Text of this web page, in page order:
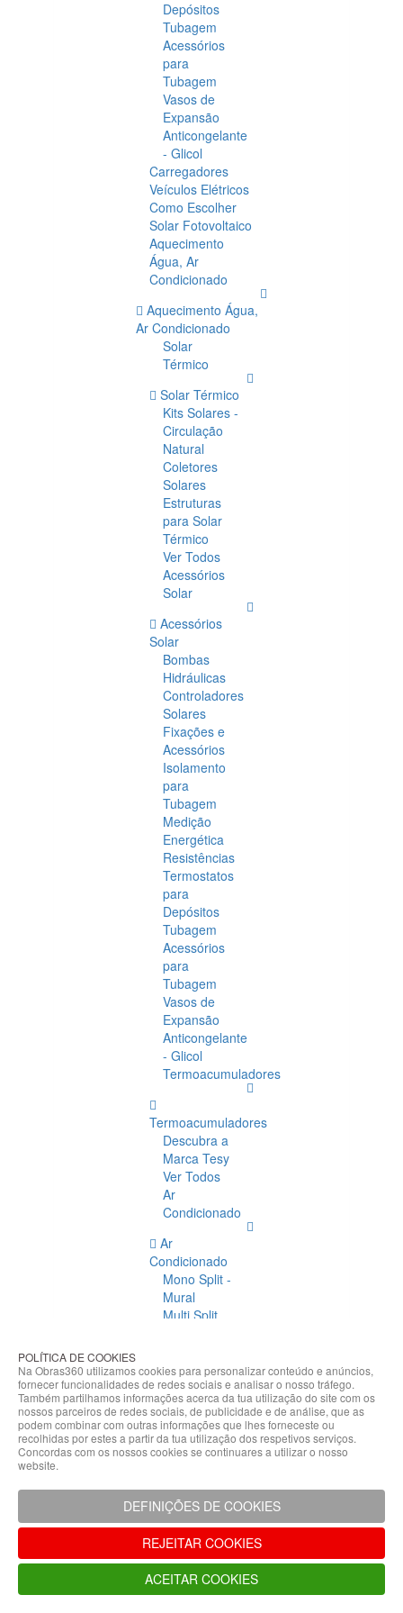
Depósitos
Tubagem
Acessórios
para
Tubagem
Vasos de
Expansão
Anticongelante
- Glicol
Carregadores
Veículos Elétricos
Como Escolher
Solar Fotovoltaico
Aquecimento
Água, Ar
Condicionado
Aquecimento Água,
Ar Condicionado
Solar
Térmico
Solar Térmico
Kits Solares -
Circulação
Natural
Coletores
Solares
Estruturas
para Solar
Térmico
Ver Todos
Acessórios
Solar
Acessórios
Solar
Bombas
Hidráulicas
Controladores
Solares
Fixações e
Acessórios
Isolamento
para
Tubagem
Medição
Energética
Resistências
Termostatos
para
Depósitos
Tubagem
Acessórios
para
Tubagem
Vasos de
Expansão
Anticongelante
- Glicol
Termoacumuladores
Termoacumuladores
Descubra a
Marca Tesy
Ver Todos
Ar
Condicionado
Ar
Condicionado
Mono Split -
Mural
Multi Split
Condicionado
Acessórios
Climatização
Acessórios
Climatização
Hidráulicas
Controladores
Fixações e
Acessórios
Isolamento
para
Tubagem
POLÍTICA DE COOKIES
Na Obras360 utilizamos cookies para personalizar conteúdo e anúncios,
fornecer funcionalidades de redes sociais e analisar o nosso tráfego.
Também partilhamos informações acerca da tua utilização do site com os
nossos parceiros de redes sociais, de publicidade e de análise, que as
podem combinar com outras informações que lhes forneceste ou
recolhidas por estes a partir da tua utilização dos respetivos serviços.
Concordas com os nossos cookies se continuares a utilizar o nosso
website.
DEFINIÇÕES DE COOKIES
REJEITAR COOKIES
ACEITAR COOKIES